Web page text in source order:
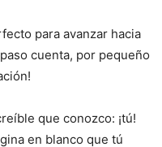
para avanzar hacia
cuenta, por pequeño
que conozco: ¡tú!
en blanco que tú